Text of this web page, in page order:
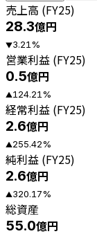
売上高 (FY25)
28.3億円
▼3.21 %
営業利益 (FY25)
0.5億円
▲124.21 %
経常利益 (FY25)
2.6億円
▲255.42%
純利益 (FY25)
2.6億円
▲320.17%
総資産
55.0億円